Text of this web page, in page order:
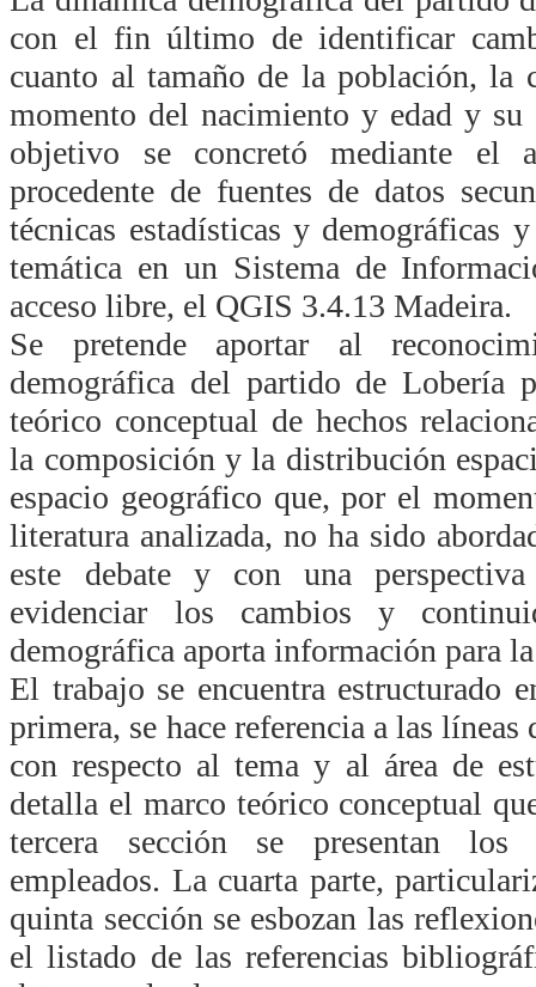
con el fin último de identificar
cuanto al tamaño de la población, la
momento del nacimiento y edad y su
objetivo se concretó mediante el
procedente de fuentes de datos
técnicas estadísticas y demográficas
temática en un Sistema de
acceso libre, el QGIS 3.4.13 Madeira.
Se pretende aportar al
demográfica del partido de Lobería
teórico conceptual de hechos
la composición y la distribución
espacio geográfico que, por el
literatura analizada, no ha sido
este debate y con una
evidenciar los cambios y
demográfica aporta información para
El trabajo se encuentra estructurado
primera, se hace referencia a las
con respecto al tema y al área de
detalla el marco teórico conceptual
tercera sección se presentan los
empleados. La cuarta parte,
quinta sección se esbozan las
el listado de las referencias